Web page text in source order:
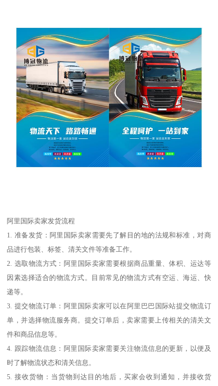
阿里国际卖家发货流程
1. 准备发货：阿里国际卖家需要先了解目的地的法规和标准，对商
品进行包装、标签、清关文件等准备工作。
2. 选取物流方式：阿里国际卖家需要根据商品重量、体积、运达等
因素选择适合的物流方式。目前常见的物流方式有空运、海运、快
递等。
3. 提交物流订单：阿里国际卖家可以在阿里巴巴国际站提交物流订
单，并选择物流服务商。提交订单后，卖家需要上传相关的清关文
件和商品信息等。
4. 跟踪物流信息：阿里国际卖家需要关注物流信息的更新，以便及
时了解物流状态和清关信息。
5. 接收货物：当货物到达目的地后，买家会收到通知，并接收货